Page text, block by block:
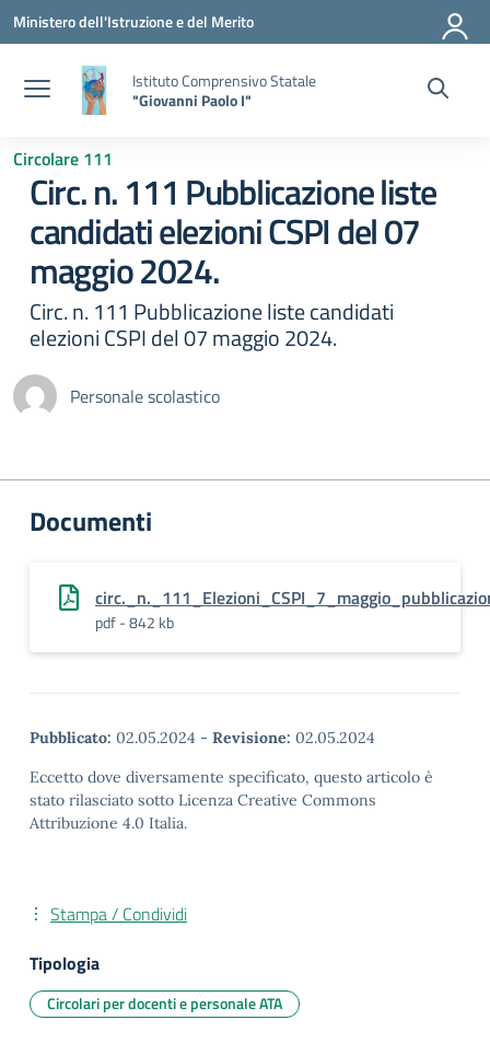
Vai ai contenuti
Vai al menu di navigazione
Vai al footer
Ministero dell'Istruzione e del Merito
Istituto Comprensivo Statale
"Giovanni Paolo I"
Circolare 111
Circ. n. 111 Pubblicazione liste
candidati elezioni CSPI del 07
maggio 2024.
Circ. n. 111 Pubblicazione liste candidati
elezioni CSPI del 07 maggio 2024.
Personale scolastico
Documenti
pdf - 842 kb
Pubblicato: 02.05.2024 - Revisione: 02.05.2024
Eccetto dove diversamente specificato, questo articolo è
stato rilasciato sotto Licenza Creative Commons
Attribuzione 4.0 Italia.
Stampa / Condividi
Tipologia
Circolari per docenti e personale ATA